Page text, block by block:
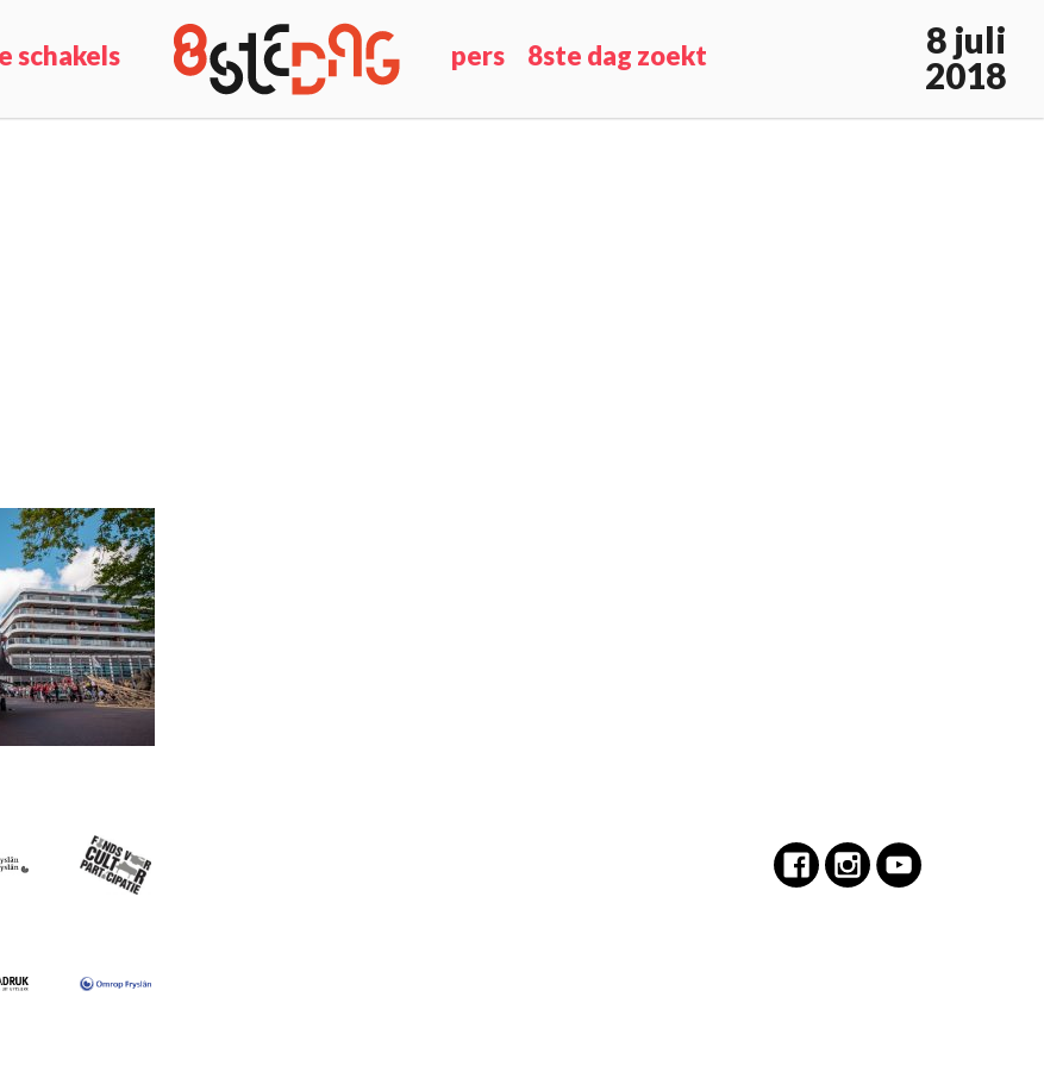
schakels pers 8ste dag zoekt
8 juli
2018